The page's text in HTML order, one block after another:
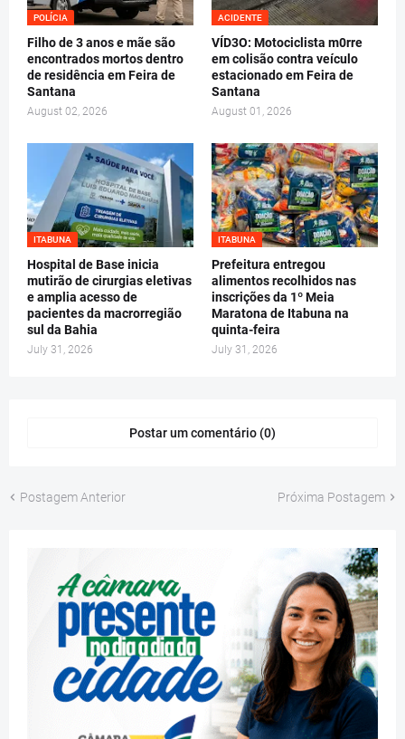
POLÍCIA
Filho de 3 anos e mãe são
encontrados mortos dentro
de residência em Feira de
Santana
August 02, 2026
ACIDENTE
VÍD3O: Motociclista m0rre
em colisão contra veículo
estacionado em Feira de
Santana
August 01, 2026
ITABUNA
Hospital de Base inicia
mutirão de cirurgias eletivas
e amplia acesso de
pacientes da macrorregião
sul da Bahia
July 31, 2026
ITABUNA
Prefeitura entregou
alimentos recolhidos nas
inscrições da 1º Meia
Maratona de Itabuna na
quinta-feira
July 31, 2026
Postar um comentário (0)
Postagem Anterior Próxima Postagem